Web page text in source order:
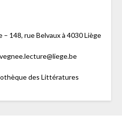
148, rue Belvaux à 4030 Liège
des Littératures